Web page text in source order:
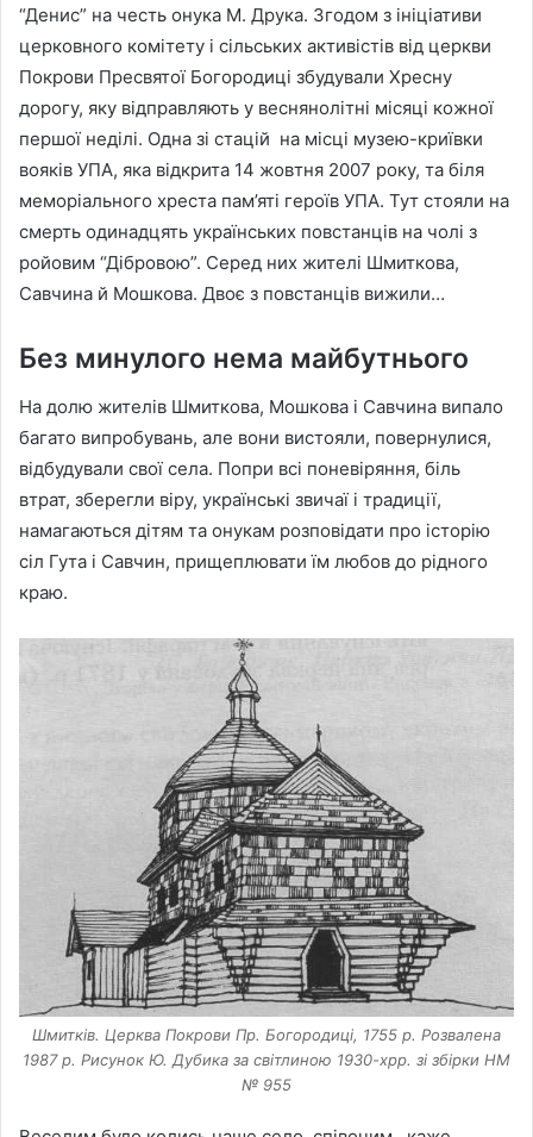
“Денис” на честь онука М. Друка. Згодом з ініціативи
церковного комітету і сільських активістів від церкви
Покрови Пресвятої Богородиці збудували Хресну
дорогу, яку відправляють у веснянолітні місяці кожної
першої неділі. Одна зі стацій на місці музею-криївки
вояків УПА, яка відкрита 14 жовтня 2007 року, та біля
меморіального хреста пам’яті героїв УПА. Тут стояли на
смерть одинадцять українських повстанців на чолі з
ройовим “Дібровою”. Серед них жителі Шмиткова,
Савчина й Мошкова. Двоє з повстанців вижили…
Без минулого нема майбутнього
На долю жителів Шмиткова, Мошкова і Савчина випало
багато випробувань, але вони вистояли, повернулися,
відбудували свої села. Попри всі поневіряння, біль
втрат, зберегли віру, українські звичаї і традиції,
намагаються дітям та онукам розповідати про історію
сіл Гута і Савчин, прищеплювати їм любов до рідного
краю.
Шмитків. Церква Покрови Пр. Богородиці, 1755 р. Розвалена
1987 р. Рисунок Ю. Дубика за світлиною 1930-хрр. зі збірки НМ
№ 955